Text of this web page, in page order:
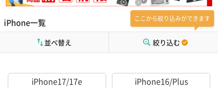
iPhone一覧 ここから絞り込みができます
絞り込む
並べ替え
iPhone17/17e
iPhone16/Plus